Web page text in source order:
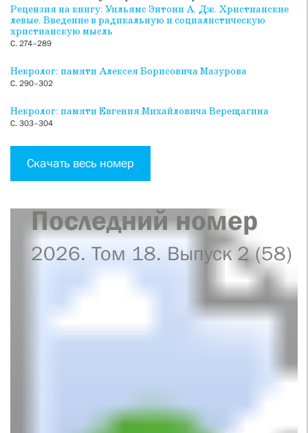
Рецензия на книгу: Уильямс Энтони А. Дж. Христианские
левые. Введение в радикальную и социалистическую
христианскую мысль
С. 274–289
Некролог: памяти Алексея Борисовича Мазурова
С. 290–302
Некролог: памяти Евгения Михайловича Верещагина
С. 303–304
Скачать весь номер
Последний номер
2026. Том 18. Выпуск 2 (58)